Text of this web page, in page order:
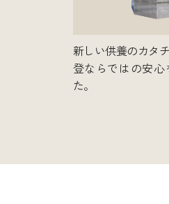
新しい供養のカタ
登ならではの安心
た。